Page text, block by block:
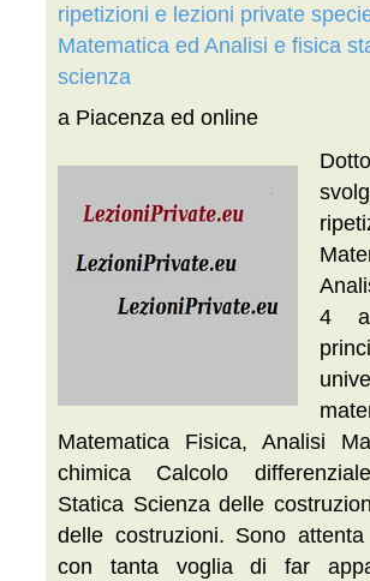
ripetizioni e lezioni private
Matematica ed Analisi e fisica
scienza
a Piacenza ed online
4
Matematica Fisica, Analisi
chimica Calcolo
Statica Scienza delle
delle costruzioni. Sono
con tanta voglia di far